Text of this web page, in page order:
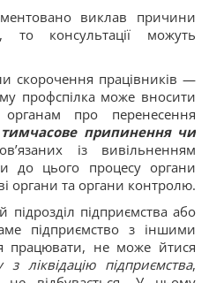
виклав причини
то консультації можуть
скорочення працівників —
профспілка може вносити
органам про перенесення
тимчасове припинення чи
із вивільненням
до цього процесу органи
органи та органи контролю.
підрозділ підприємства або
підприємство з іншими
працювати, не може йтися
з ліквідацію підприємства,